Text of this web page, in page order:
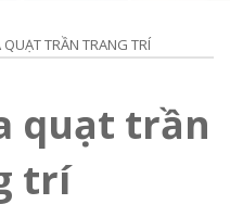
TRẦN TRANG TRÍ
quạt trần
trí